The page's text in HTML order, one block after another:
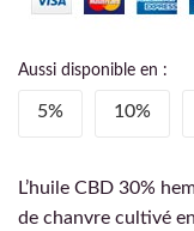
Aussi disponible en :
5% 10%
L’huile CBD 30%
de chanvre cultivé